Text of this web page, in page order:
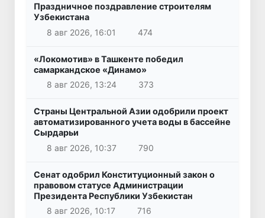
Праздничное поздравление строителям
Узбекистана
8 авг 2026, 16:01
474
«Локомотив» в Ташкенте победил
самаркандское «Динамо»
8 авг 2026, 13:24
373
Страны Центральной Азии одобрили проект
автоматизированного учета воды в бассейне
Сырдарьи
8 авг 2026, 10:37
790
Сенат одобрил Конституционный закон о
правовом статусе Администрации
Президента Республики Узбекистан
8 авг 2026, 10:17
716